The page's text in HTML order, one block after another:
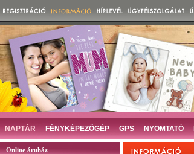
NAPTÁR FÉNYKÉPEZŐGÉP GPS NYOMTATÓ
Online áruház